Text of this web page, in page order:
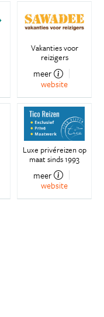
Vakanties voor
reizigers
meer
website
Luxe privéreizen op
maat sinds 1993
meer
website